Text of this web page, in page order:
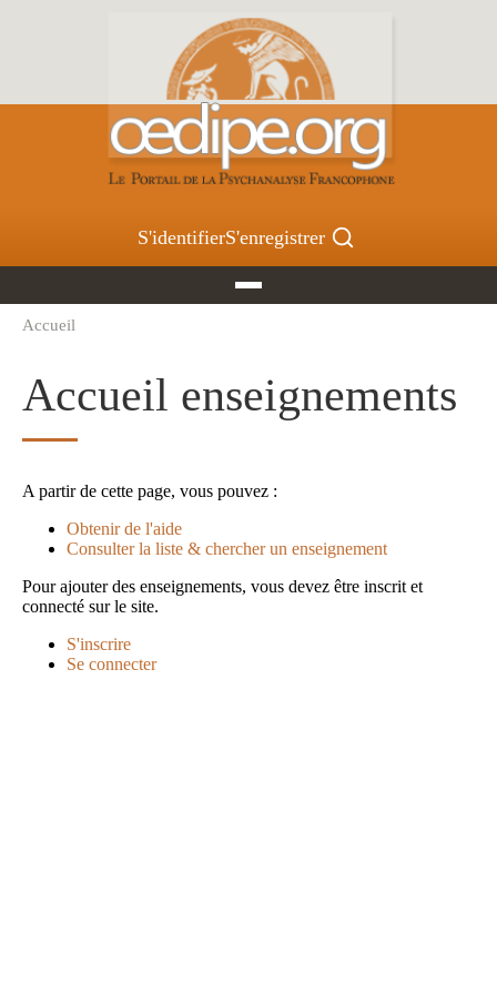
S'identifierS'enregistrer
d'Ariane
Accueil
Accueil enseignements
A partir de cette page, vous pouvez :
Obtenir de l'aide
Consulter la liste & chercher un enseignement
Pour ajouter des enseignements, vous devez être inscrit et
connecté sur le site.
S'inscrire
Se connecter